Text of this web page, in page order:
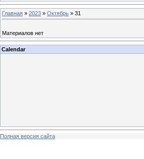
Главная » 2023 » Октябрь » 31
Материалов нет
Calendar
Полная версия сайта